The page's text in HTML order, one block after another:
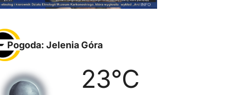
Pogoda: Jelenia Góra
23°C